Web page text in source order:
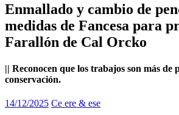
Enmallado y cambio de
medidas de Fancesa para
Farallón de Cal Orcko
|| Reconocen que los trabajos son más de
conservación.
14/12/2025 Ce ere & ese